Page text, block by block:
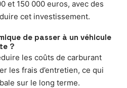
et 150 000 euros, avec des
cet investissement.
de passer à un véhicule
?
les coûts de carburant
les frais d’entretien, ce qui
sur le long terme.